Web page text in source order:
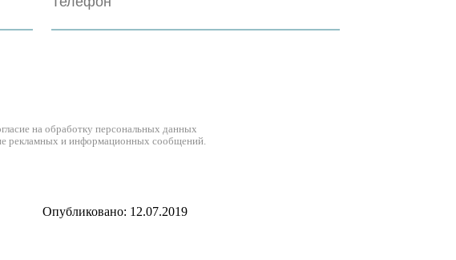
наобработку персональных данных
рекламных и информационных сообщений.
Опубликовано: 12.07.2019